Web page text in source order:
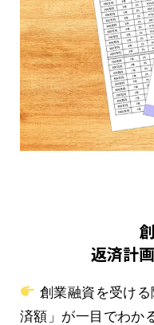
返済計
創業融資を受け
済額」が一目でわか